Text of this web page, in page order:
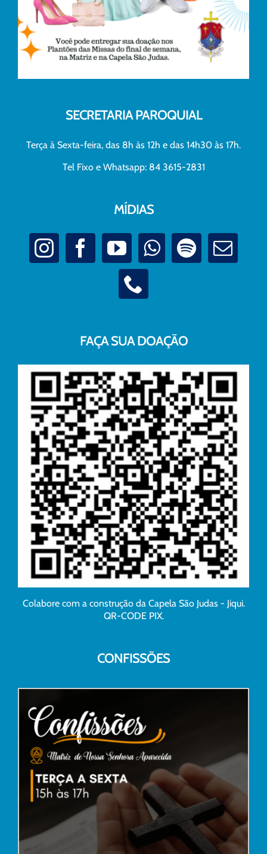
SECRETARIA PAROQUIAL
Terça à Sexta-feira, das 8h às 12h e das 14h30 às 17h.
Tel Fixo e Whatsapp: 84 3615-2831
MÍDIAS
FAÇA SUA DOAÇÃO
Colabore com a construção da Capela São Judas - Jiqui.
QR-CODE PIX.
CONFISSÕES